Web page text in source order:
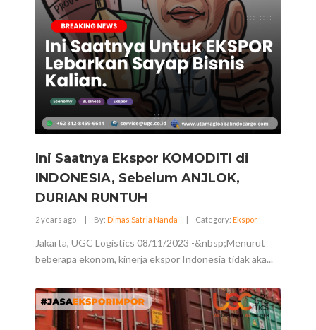
Ini Saatnya Ekspor KOMODITI di
INDONESIA, Sebelum ANJLOK,
DURIAN RUNTUH
2 years ago | By: Dimas Satria Nanda | Category: Ekspor
Jakarta, UGC Logistics 08/11/2023 -&nbsp;Menurut
beberapa ekonom, kinerja ekspor Indonesia tidak aka...